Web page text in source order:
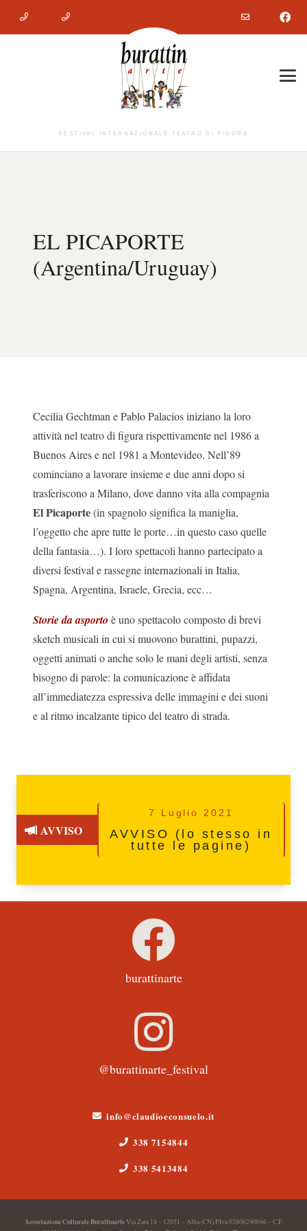
FESTIVAL INTERNAZIONALE TEATRO DI FIGURA
EL PICAPORTE
(Argentina/Uruguay)
Cecilia Gechtman e Pablo Palacios iniziano la loro
attività nel teatro di figura rispettivamente nel 1986 a
Buenos Aires e nel 1981 a Montevideo. Nell’89
cominciano a lavorare insieme e due anni dopo si
trasferiscono a Milano, dove danno vita alla compagnia
El Picaporte(in spagnolo significa la maniglia,
l’oggetto che apre tutte le porte…in questo caso quelle
della fantasia…). I loro spettacoli hanno partecipato a
diversi festival e rassegne internazionali in Italia,
Spagna, Argentina, Israele, Grecia, ecc…
Storie da asporto è uno spettacolo composto di brevi
sketch musicali in cui si muovono burattini, pupazzi,
oggetti animati o anche solo le mani degli artisti, senza
bisogno di parole: la comunicazione è affidata
all’immediatezza espressiva delle immagini e dei suoni
e al ritmo incalzante tipico del teatro di strada.
AVVISO
7 Luglio 2021
AVVISO (lo stesso in
tutte le pagine)
burattinarte
@burattinarte_festival
info@claudioeconsuelo.it
338 7154844
338 5413484
Associazione Culturale BurattinarteVia Zara 18 – 12051 – Alba (CN) P.Iva 02806240046 – C.F.